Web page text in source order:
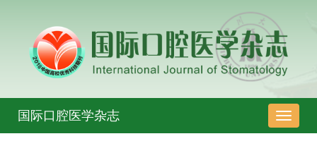
导
航
国际口腔医学杂志